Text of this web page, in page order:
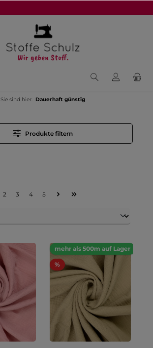
Sie sind hier: Dauerhaft günstig
Produkte filtern
2 3 4 5
mehr als 500m auf Lager
%